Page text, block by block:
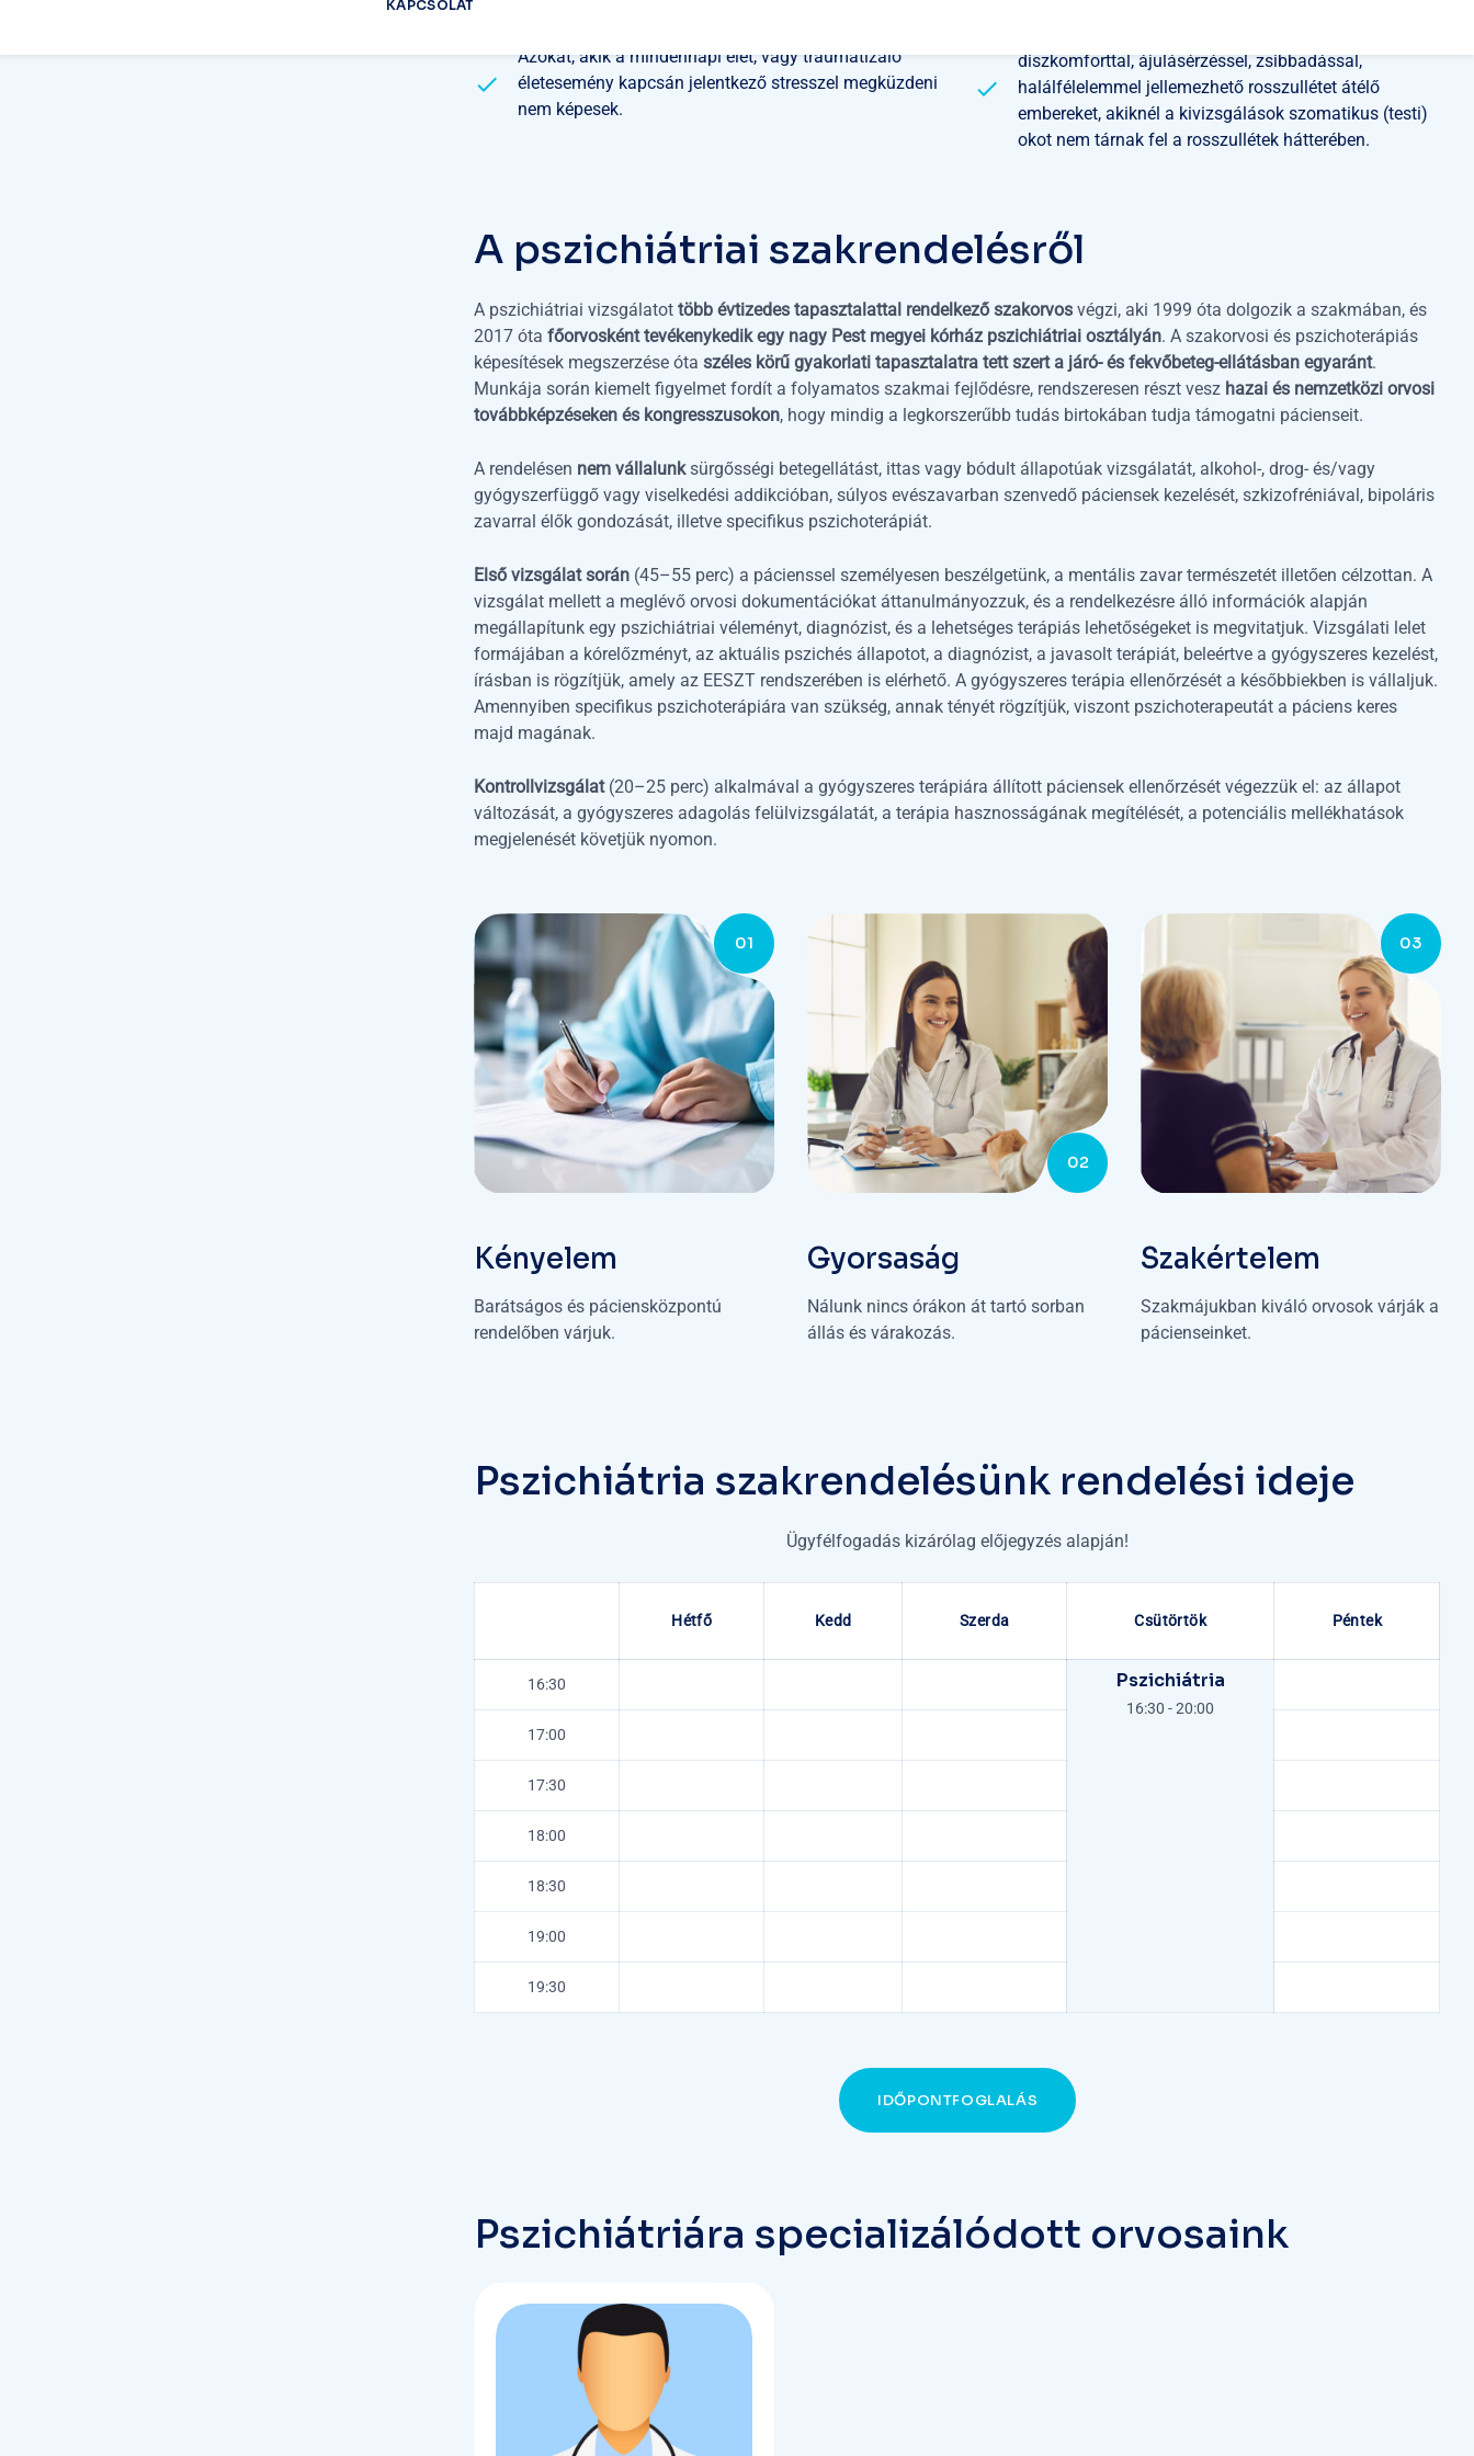
Azokat, akik a mindennapi élet, vagy traumatizáló
életesemény kapcsán jelentkező stresszel megküzdeni
nem képesek.
diszkomforttal, ájulásérzéssel, zsibbadással,
halálfélelemmel jellemezhető rosszullétet átélő
embereket, akiknél a kivizsgálások szomatikus (testi)
okot nem tárnak fel a rosszullétek hátterében.
A pszichiátriai szakrendelésről
A pszichiátriai vizsgálatottöbb évtizedes tapasztalattal rendelkező szakorvos végzi, aki 1999 óta dolgozik a szakmában, és
2017 ótafőorvosként tevékenykedik egy nagy Pest megyei kórház pszichiátriai osztályán. A szakorvosi és pszichoterápiás
képesítések megszerzése óta széles körű gyakorlati tapasztalatra tett szert a járó- és fekvőbeteg-ellátásban egyaránt.
Munkája során kiemelt figyelmet fordít a folyamatos szakmai fejlődésre, rendszeresen részt vesz hazai és nemzetközi orvosi
továbbképzéseken és kongresszusokon, hogy mindig a legkorszerűbb tudás birtokában tudja támogatni pácienseit.
A rendelésen nem vállalunksürgősségi betegellátást, ittas vagy bódult állapotúak vizsgálatát, alkohol-, drog- és/vagy
gyógyszerfüggő vagy viselkedési addikcióban, súlyos evészavarban szenvedő páciensek kezelését, szkizofréniával, bipoláris
zavarral élők gondozását, illetve specifikus pszichoterápiát.
Első vizsgálat során (45–55 perc) a pácienssel személyesen beszélgetünk, a mentális zavar természetét illetően célzottan. A
vizsgálat mellett a meglévő orvosi dokumentációkat áttanulmányozzuk, és a rendelkezésre álló információk alapján
megállapítunk egy pszichiátriai véleményt, diagnózist, és a lehetséges terápiás lehetőségeket is megvitatjuk. Vizsgálati lelet
formájában a kórelőzményt, az aktuális pszichés állapotot, a diagnózist, a javasolt terápiát, beleértve a gyógyszeres kezelést,
írásban is rögzítjük, amely az EESZT rendszerében is elérhető. A gyógyszeres terápia ellenőrzését a későbbiekben is vállaljuk.
Amennyiben specifikus pszichoterápiára van szükség, annak tényét rögzítjük, viszont pszichoterapeutát a páciens keres
majd magának.
Kontrollvizsgálat(20–25 perc) alkalmával a gyógyszeres terápiára állított páciensek ellenőrzését végezzük el: az állapot
változását, a gyógyszeres adagolás felülvizsgálatát, a terápia hasznosságának megítélését, a potenciális mellékhatások
megjelenését követjük nyomon.
01
Kényelem
Barátságos és páciensközpontú
rendelőben várjuk.
02
Gyorsaság
Nálunk nincs órákon át tartó sorban
állás és várakozás.
03
Szakértelem
Szakmájukban kiváló orvosok várják a
pácienseinket.
Pszichiátria szakrendelésünk rendelési ideje
Ügyfélfogadás kizárólag előjegyzés alapján!
Hétfő Kedd Szerda Csütörtök Péntek
16:30 Pszichiátria
16:30 -20:00
17:00
17:30
18:00
18:30
19:00
19:30
IDŐPONTFOGLALÁS
Pszichiátriára specializálódott orvosaink